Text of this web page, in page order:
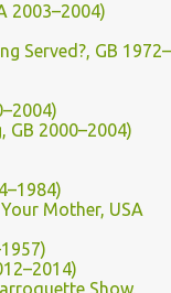
2003–2004)
Served?, GB 1972–
GB 2000–2004)
Mother, USA
Show,